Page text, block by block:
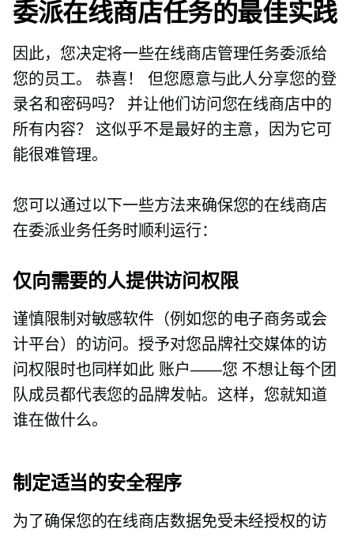
委派在线商店任务的最佳实践
因此，您决定将一些在线商店管理任务委派给
您的员工。 恭喜！ 但您愿意与此人分享您的登
录名和密码吗？ 并让他们访问您在线商店中的
所有内容？ 这似乎不是最好的主意，因为它可
能很难管理。
您可以通过以下一些方法来确保您的在线商店
在委派业务任务时顺利运行：
仅向需要的人提供访问权限
谨慎限制对敏感软件（例如您的电子商务或会
计平台）的访问。授予对您品牌社交媒体的访
问权限时也同样如此 账户——您 不想让每个团
队成员都代表您的品牌发帖。这样，您就知道
谁在做什么。
制定适当的安全程序
为了确保您的在线商店数据免受未经授权的访